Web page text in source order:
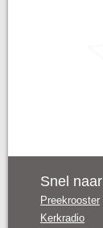
Snel naar
Preekrooster
Kerkradio